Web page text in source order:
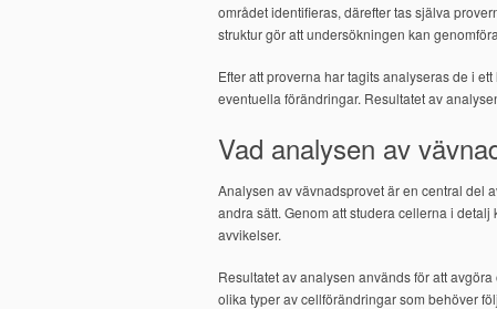
området identifieras, därefter tas själva
struktur gör att undersökningen kan
Efter att proverna har tagits analyseras de i
eventuella förändringar. Resultatet av
Vad analysen av
Analysen av vävnadsprovet är en central del
andra sätt. Genom att studera cellerna i
avvikelser.
Resultatet av analysen används för att
olika typer av cellförändringar som behöver